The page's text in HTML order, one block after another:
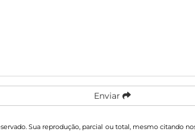
Enviar
Sua reprodução, parcial ou total, mesmo citando